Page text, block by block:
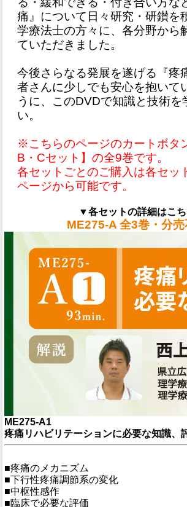
痛』について日々研究・研鑚を
学療法士の方々に、各分野から
ていただきました。
今後さらなる発展を遂げる『疼
者さんに少しでも安心を抱いて
うに、このDVDで知識と技術を
い。
※こちらのページのカートボタ
B・Cセット】の全9巻です。
各セットごとのご購入は各セッ
ページから可能です。
▼各セットの詳細はこち
ME275-A 全3巻・分売
ME275-A1
疼痛リハビリテーションに必要な知識、
■疼痛のメカニズム
■下行性疼痛調節系の変化
■中枢性感作
■臨床で必要な評価